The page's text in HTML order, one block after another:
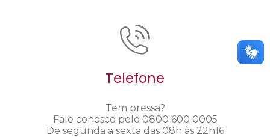
Telefone
Tem pressa?
Fale conosco pelo 0800 600 0005
De segunda a sexta das 08h às 22h16